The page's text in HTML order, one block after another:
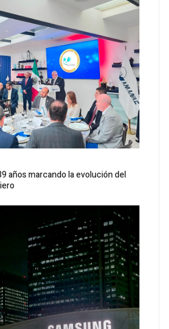
años marcando la evolución del